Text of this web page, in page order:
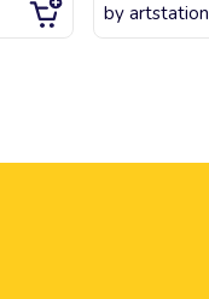
by artstation